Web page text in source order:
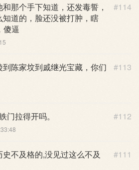
#114
那个手下知道，还发毒誓，
道的，脸还没被打肿，瞎
傻逼
#113
陈家坟到戚继光宝藏，你们
#112
门拉得开吗。
#111
不及格的,没见过这么不及